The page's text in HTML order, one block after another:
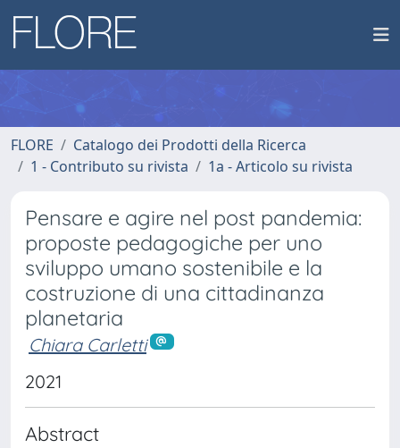
FLORE
Catalogo dei Prodotti della Ricerca
1 - Contributo su rivista
1a - Articolo su rivista
Pensare e agire nel post pandemia:
proposte pedagogiche per uno
sviluppo umano sostenibile e la
costruzione di una cittadinanza
planetaria
Chiara Carletti
2021
Abstract